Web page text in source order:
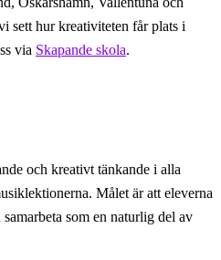
sett hur kreativiteten får plats i
via Skapande skola.
och kreativt tänkande i alla
Målet är att eleverna
som en naturlig del av